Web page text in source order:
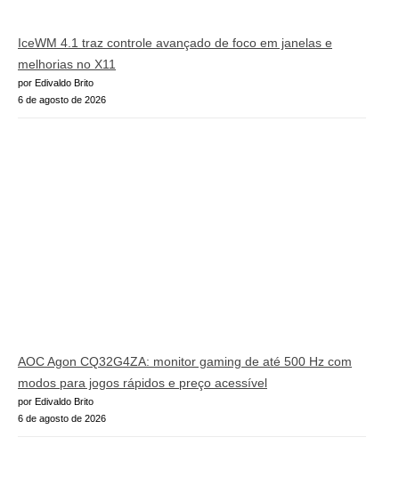
IceWM 4.1 traz controle avançado de foco em janelas e
melhorias no X11
por Edivaldo Brito
6 de agosto de 2026
AOC Agon CQ32G4ZA: monitor gaming de até 500 Hz com
modos para jogos rápidos e preço acessível
por Edivaldo Brito
6 de agosto de 2026